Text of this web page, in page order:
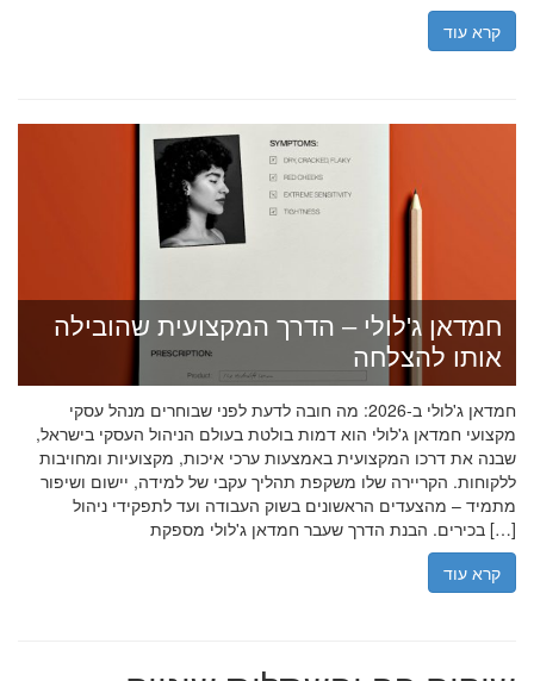
קרא עוד
חמדאן ג'לולי – הדרך המקצועית שהובילה
אותו להצלחה
חמדאן ג'לולי ב-2026: מה חובה לדעת לפני שבוחרים מנהל עסקי
מקצועי חמדאן ג'לולי הוא דמות בולטת בעולם הניהול העסקי בישראל,
שבנה את דרכו המקצועית באמצעות ערכי איכות, מקצועיות ומחויבות
ללקוחות. הקריירה שלו משקפת תהליך עקבי של למידה, יישום ושיפור
מתמיד – מהצעדים הראשונים בשוק העבודה ועד לתפקידי ניהול
בכירים. הבנת הדרך שעבר חמדאן ג'לולי מספקת […]
קרא עוד